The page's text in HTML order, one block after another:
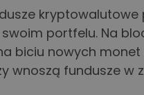
kryptowalutowe
portfelu. Na
biciu nowych monet
wnoszą fundusze w